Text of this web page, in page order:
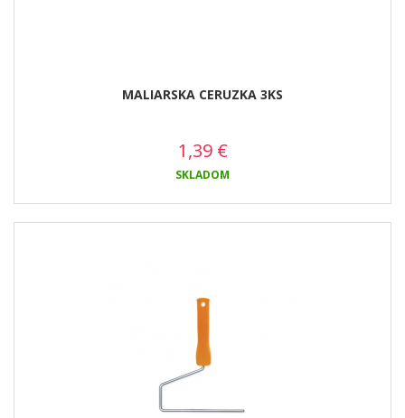
MALIARSKA CERUZKA 3KS
1,39 €
SKLADOM